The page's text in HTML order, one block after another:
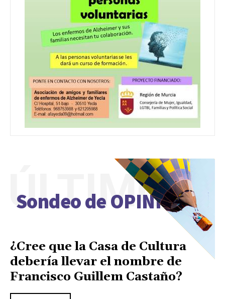
Sondeo de OPINIÓN
ÚLTIMO
¿Cree que la Casa de Cultura
debería llevar el nombre de
Francisco Guillem Castaño?